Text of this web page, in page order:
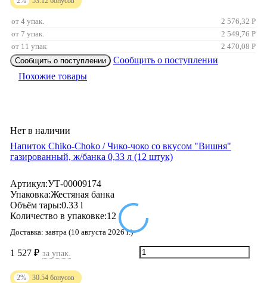
от 4 упак. 2 576,32 Р
от 7 упак.
2 549,76 Р
от 11 упак
2 470,08 Р
Сообщить о поступлении
Сообщить о поступлении
Похожие товары
Нет в наличии
Напиток Chiko-Choko / Чико-чоко со вкусом "Вишня"
газированный, ж/банка 0,33 л (12 штук)
Артикул:УТ-00009174
Упаковка:Жестяная банка
Объём тары:0.33 l
Количество в упаковке:12
Доставка: завтра (10 августа 2026 г.)
1 527 ₽ за упак.
2% 30.54 бонусов